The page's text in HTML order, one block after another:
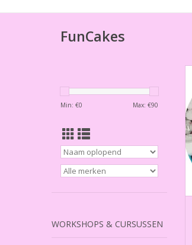
FunCakes
Min: €0 Max: €90
WORKSHOPS & CURSUSSEN